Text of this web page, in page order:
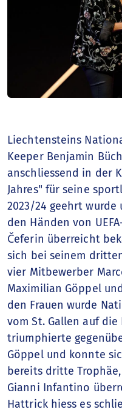
Liechtensteins
Keeper Benjamin
anschliessend in der
Jahres" für seine
2023/24 geehrt wurde
den Händen von
Čeferin überreicht
sich bei seinem
vier Mitbewerber
Maximilian Göppel
den Frauen wurde
vom St. Gallen auf die
triumphierte
Göppel und konnte
bereits dritte
Gianni Infantino
Hattrick hiess es